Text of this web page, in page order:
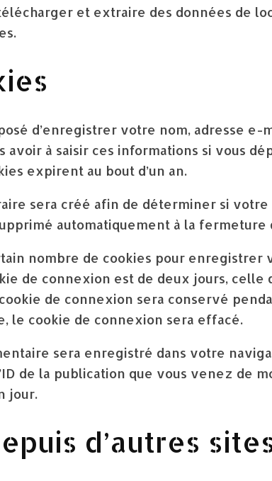
et extraire des données de
d’enregistrer votre nom, adresse e-
à saisir ces informations si vous
expirent au bout d’un an.
sera créé afin de déterminer si
automatiquement à la
nombre de cookies pour enregistrer
de connexion est de deux jours, celle
de connexion sera conservé
le cookie de connexion sera effacé.
sera enregistré dans votre
de la publication que vous venez de
jour.
d’autres